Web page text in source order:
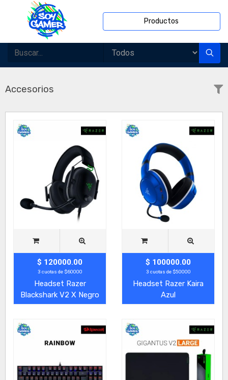
Productos
Accesorios
$ 120000.00
3 cuotas de $60000
Headset Razer
Blackshark V2 X Negro
$ 100000.00
3 cuotas de $50000
Headset Razer Kaira
Azul